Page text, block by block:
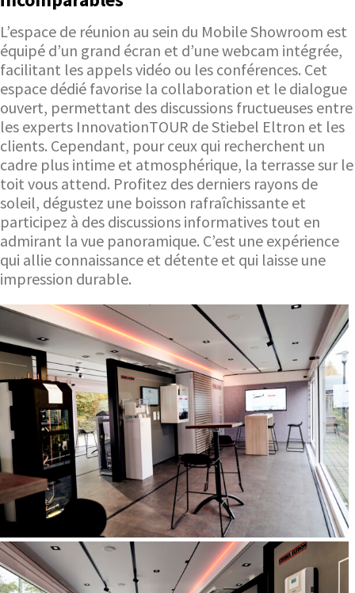
L’espace de réunion au sein du Mobile Showroom est
équipé d’un grand écran et d’une webcam intégrée,
facilitant les appels vidéo ou les conférences. Cet
espace dédié favorise la collaboration et le dialogue
ouvert, permettant des discussions fructueuses entre
les experts InnovationTOUR de Stiebel Eltron et les
clients. Cependant, pour ceux qui recherchent un
cadre plus intime et atmosphérique, la terrasse sur le
toit vous attend. Profitez des derniers rayons de
soleil, dégustez une boisson rafraîchissante et
participez à des discussions informatives tout en
admirant la vue panoramique. C’est une expérience
qui allie connaissance et détente et qui laisse une
impression durable.